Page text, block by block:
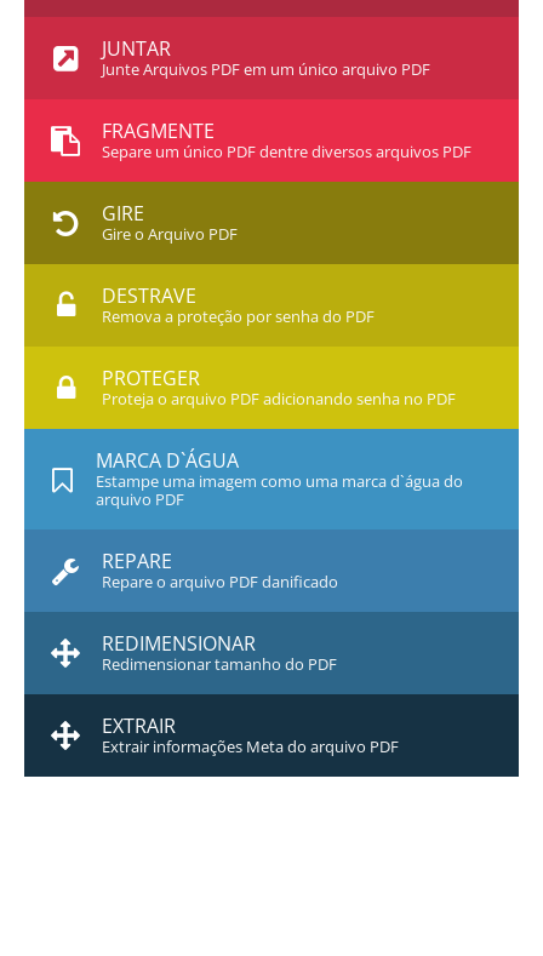
JUNTAR
Junte Arquivos PDF em um único arquivo PDF
FRAGMENTE
Separe um único PDF dentre diversos arquivos PDF
GIRE
Gire o Arquivo PDF
DESTRAVE
Remova a proteção por senha do PDF
PROTEGER
Proteja o arquivo PDF adicionando senha no PDF
MARCA D`ÁGUA
Estampe uma imagem como uma marca d`água do
arquivo PDF
REPARE
Repare o arquivo PDF danificado
REDIMENSIONAR
Redimensionar tamanho do PDF
EXTRAIR
Extrair informações Meta do arquivo PDF